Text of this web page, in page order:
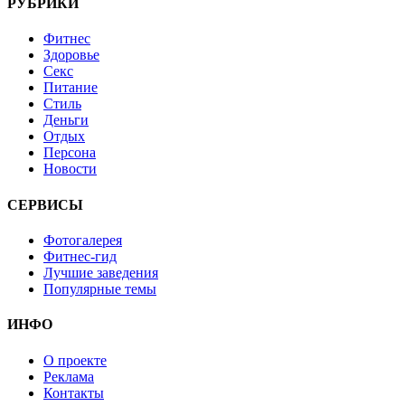
РУБРИКИ
Фитнес
Здоровье
Секс
Питание
Стиль
Деньги
Отдых
Персона
Новости
СЕРВИСЫ
Фотогалерея
Фитнес-гид
Лучшие заведения
Популярные темы
ИНФО
О проекте
Реклама
Контакты